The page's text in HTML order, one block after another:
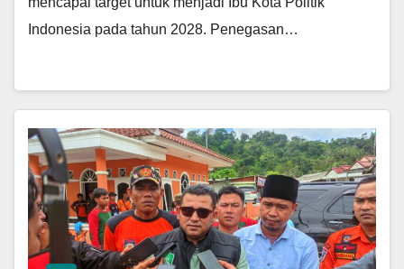
Indonesia pada tahun 2028. Penegasan…